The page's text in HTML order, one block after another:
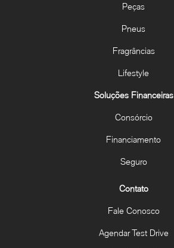
Peças
Pneus
Fragrâncias
Lifestyle
Soluções Financeiras
Consórcio
Financiamento
Seguro
Contato
Fale Conosco
Agendar Test Drive